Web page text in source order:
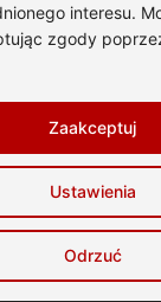
interesu.
zgody
Ustawienia
Odrzuć
Zaakceptuj
Zwiedzanie
Odkryj
atrakcje w
które